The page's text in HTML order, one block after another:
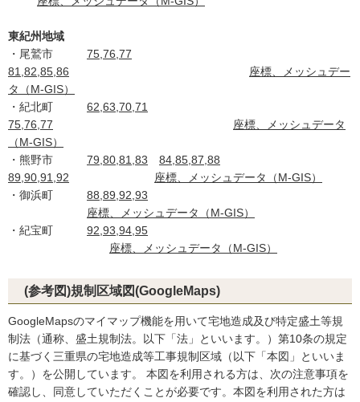
東紀州地域
・尾鷲市 75,76,77
81,82,85,86
座標、メッシュデー
タ（M-GIS）
・紀北町 62,63,70,71
75,76,77
座標、メッシュデータ
（M-GIS）
・熊野市 79,80,81,83
84,85,87,88
89,90,91,92
座標、メッシュデータ（M-GIS）
・御浜町 88,89,92,93
座標、メッシュデータ（M-GIS）
・紀宝町 92,93,94,95
座標、メッシュデータ（M-GIS）
(参考図)規制区域図(GoogleMaps)
GoogleMapsのマイマップ機能を用いて宅地造成及び特定盛土等規
制法（通称、盛土規制法。以下「法」といいます。）第10条の規定
に基づく三重県の宅地造成等工事規制区域（以下「本図」といいま
す。）を公開しています。 本図を利用される方は、次の注意事項を
確認し、同意していただくことが必要です。本図を利用された方は